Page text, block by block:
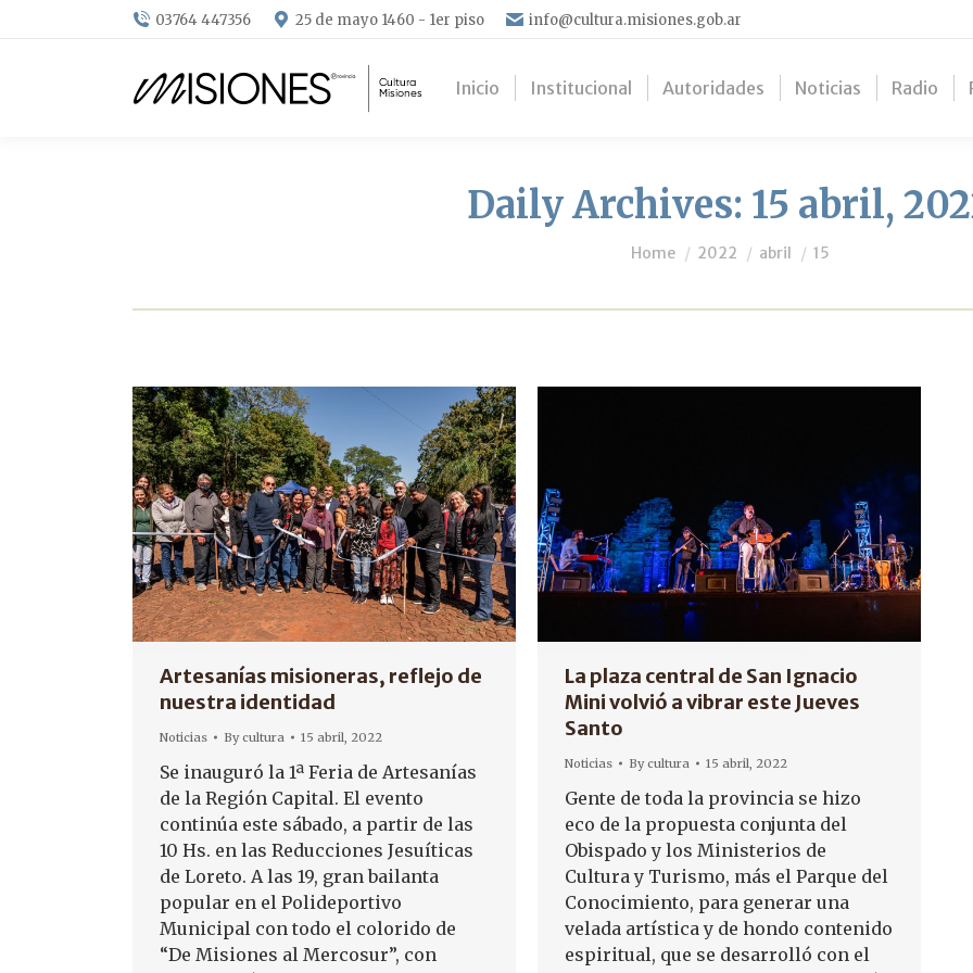
03764 447356 25 de mayo 1460 - 1er piso info@cultura.misiones.gob.ar
Inicio Institucional Autoridades Noticias Radio
Daily Archives: 15 abril,
You are here:
Home 2022 abril 15
Artesanías misioneras, reflejo de
nuestra identidad
Noticias Bycultura 15 abril, 2022
Se inauguró la 1ª Feria de Artesanías
de la Región Capital. El evento
continúa este sábado, a partir de las
10 Hs. en las Reducciones Jesuíticas
de Loreto. A las 19, gran bailanta
popular en el Polideportivo
Municipal con todo el colorido de
“De Misiones al Mercosur”, con
La plaza central de San Ignacio
Mini volvió a vibrar este Jueves
Santo
Noticias Bycultura 15 abril, 2022
Gente de toda la provincia se hizo
eco de la propuesta conjunta del
Obispado y los Ministerios de
Cultura y Turismo, más el Parque del
Conocimiento, para generar una
velada artística y de hondo contenido
espiritual, que se desarrolló con el